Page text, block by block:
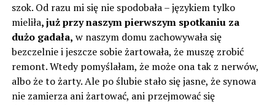
szok. Od razu mi się nie spodobała – językiem tylko
mieliła, już przy naszym pierwszym spotkaniu za
dużo gadała, w naszym domu zachowywała się
bezczelnie i jeszcze sobie żartowała, że ​​muszę zrobić
remont. Wtedy pomyślałam, że może ona tak z nerwów,
albo że to żarty. Ale po ślubie stało się jasne, że synowa
nie zamierza ani żartować, ani przejmować się